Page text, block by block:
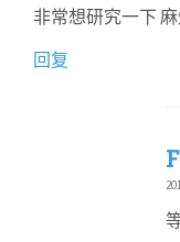
非常想研究一下 麻
回复